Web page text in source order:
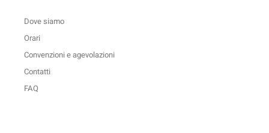
Dove siamo
Orari
Convenzioni e agevolazioni
Contatti
FAQ